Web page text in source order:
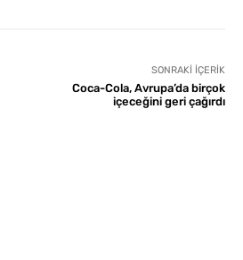
SONRAKI İÇERIK
Coca-Cola, Avrupa’da birçok
içeceğini geri çağırdı